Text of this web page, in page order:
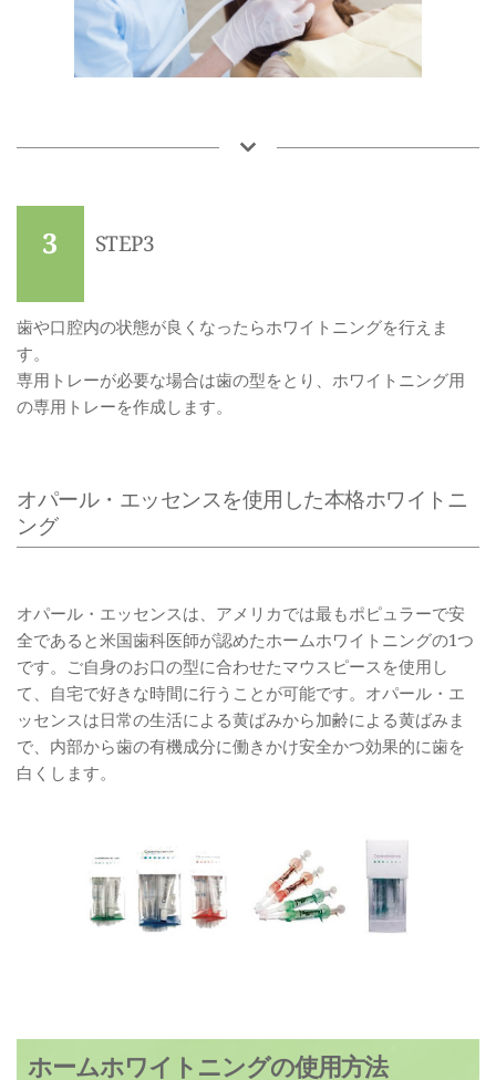
3 STEP3
歯や口腔内の状態が良くなったらホワイトニングを行えま
す。
専用トレーが必要な場合は歯の型をとり、ホワイトニング用
の専用トレーを作成します。
オパール・エッセンスを使用した本格ホワイトニ
ング
オパール・エッセンスは、アメリカでは最もポピュラーで安
全であると米国歯科医師が認めたホームホワイトニングの1つ
です。ご自身のお口の型に合わせたマウスピースを使用し
て、自宅で好きな時間に行うことが可能です。オパール・エ
ッセンスは日常の生活による黄ばみから加齢による黄ばみま
で、内部から歯の有機成分に働きかけ安全かつ効果的に歯を
白くします。
ホームホワイトニングの使用方法